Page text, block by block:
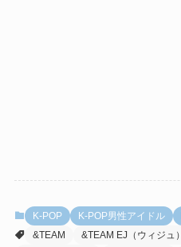
K-POP K-POP男性アイドル
&TEAM
&TEAM EJ（ウィジュ）